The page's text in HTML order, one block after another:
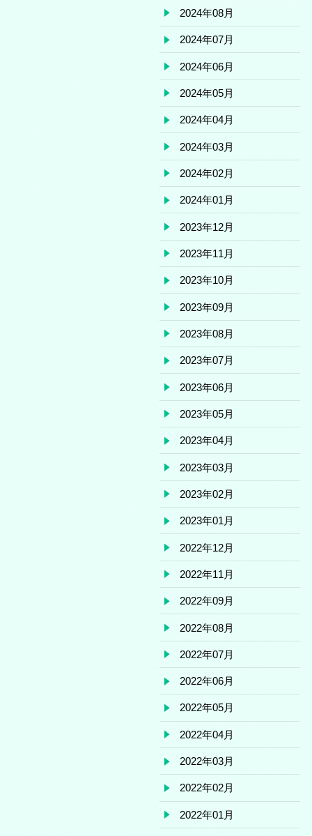
2024年08月
2024年07月
2024年06月
2024年05月
2024年04月
2024年03月
2024年02月
2024年01月
2023年12月
2023年11月
2023年10月
2023年09月
2023年08月
2023年07月
2023年06月
2023年05月
2023年04月
2023年03月
2023年02月
2023年01月
2022年12月
2022年11月
2022年09月
2022年08月
2022年07月
2022年06月
2022年05月
2022年04月
2022年03月
2022年02月
2022年01月